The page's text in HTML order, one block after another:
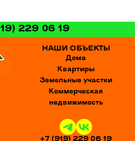
229 06 19
НАШИ ОБЪЕКТЫ
Дома
Квартиры
Земельные участки
Коммерческая
недвижимость
+7 (919) 229 06 19